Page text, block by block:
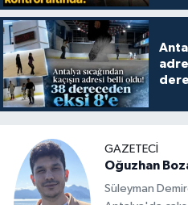
GAZETECİ
Oğuzhan
Süleyman